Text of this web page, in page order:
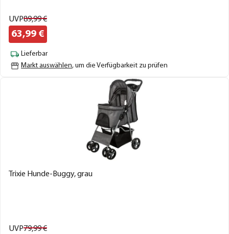
UVP89,99€
63,99 €
Lieferbar
Markt auswählen, um die Verfügbarkeit zu prüfen
Trixie Hunde-Buggy, grau
UVP79,99€